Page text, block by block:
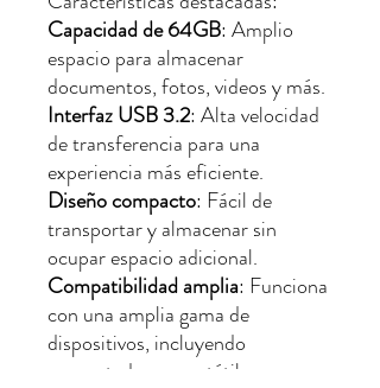
Capacidad de 64GB: Amplio
espacio para almacenar
documentos, fotos, videos y más.
Interfaz USB 3.2: Alta velocidad
de transferencia para una
experiencia más eficiente.
Diseño compacto: Fácil de
transportar y almacenar sin
ocupar espacio adicional.
Compatibilidad amplia: Funciona
con una amplia gama de
dispositivos, incluyendo
computadoras, portátiles,